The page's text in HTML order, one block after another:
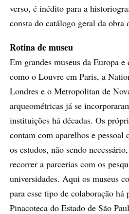
verso, é inédito para a
consta do catálogo geral da obra
Rotina de museu
Em grandes museus da Europa e
como o Louvre em Paris, a
Londres e o Metropolitan de
arqueométricas já se
instituições há décadas. Os
contam com aparelhos e pessoal
os estudos, não sendo
recorrer a parcerias com os
universidades. Aqui os museus
para esse tipo de colaboração há
Pinacoteca do Estado de São